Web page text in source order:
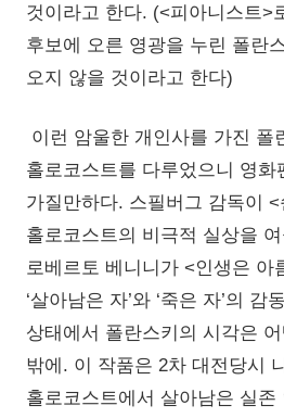
것이라고 한다. (<피아니스트>
후보에 오른 영광을 누린 폴란
오지 않을 것이라고 한다)
이런 암울한 개인사를 가진 폴
홀로코스트를 다루었으니 영화
가질만하다. 스필버그 감독이
홀로코스트의 비극적 실상을
로베르토 베니니가 <인생은 아
‘살아남은 자’와 ‘죽은 자’의 감
상태에서 폴란스키의 시각은
밖에. 이 작품은 2차 대전당시
홀로코스트에서 살아남은 실존